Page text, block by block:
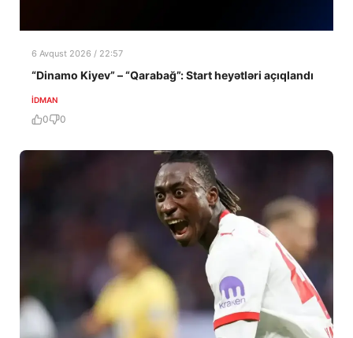
6 Avqust 2026 / 22:57
“Dinamo Kiyev” – “Qarabağ”: Start heyətləri açıqlandı
İDMAN
0 0